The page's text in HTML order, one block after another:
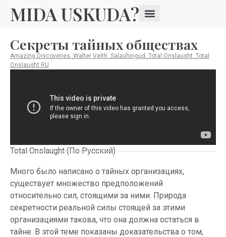
MIDA USKUDA?
Секреты тайных обществах
Amazing Discoveries, Walter Veith, Salaühingud , Total Onslaught, Total
Onslaught RU
Total Onslaught (По Русский)
Много было написано о тайных организациях,
существует множество предположений
относительно сил, стоящими за ними. Природа
секретности реальной силы стоящей за этими
организациями такова, что она должна остаться в
тайне. В этой теме показаны доказательства о том,